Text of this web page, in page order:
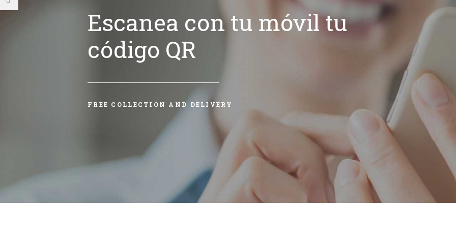
Escanea con tu móvil tu
código QR
FREE COLLECTION AND DELIVERY